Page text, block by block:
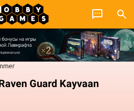
Guard Kayvaan